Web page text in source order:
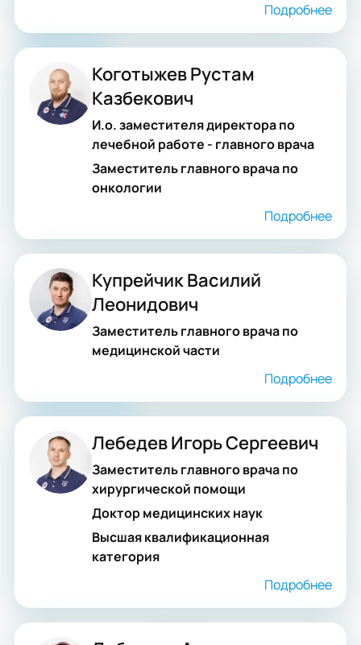
Подробнее
Коготыжев Рустам
Казбекович
И.о. заместителя директора по
лечебной работе - главного врача
Заместитель главного врача по
онкологии
Подробнее
Купрейчик Василий
Леонидович
Заместитель главного врача по
медицинской части
Подробнее
Лебедев Игорь Сергеевич
Заместитель главного врача по
хирургической помощи
Доктор медицинских наук
Высшая квалификационная
категория
Подробнее